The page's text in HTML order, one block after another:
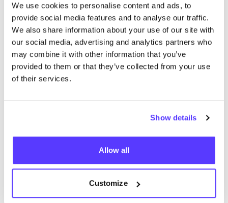
We use cookies to personalise content and ads, to
provide social media features and to analyse our traffic.
We also share information about your use of our site with
our social media, advertising and analytics partners who
may combine it with other information that you’ve
provided to them or that they’ve collected from your use
of their services.
Show details
Allow all
Customize
Añade a la ruta